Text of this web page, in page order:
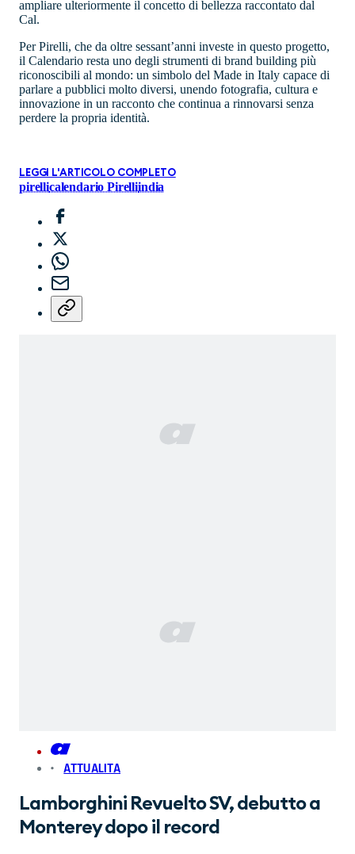
ampliare ulteriormente il concetto di bellezza raccontato dal
Cal.
Per Pirelli, che da oltre sessant’anni investe in questo progetto,
il Calendario resta uno degli strumenti di brand building più
riconoscibili al mondo: un simbolo del Made in Italy capace di
parlare a pubblici molto diversi, unendo fotografia, cultura e
innovazione in un racconto che continua a rinnovarsi senza
perdere la propria identità.
LEGGI L'ARTICOLO COMPLETO
pirellicalendario Pirelliindia
ATTUALITA
Lamborghini Revuelto SV, debutto a
Monterey dopo il record